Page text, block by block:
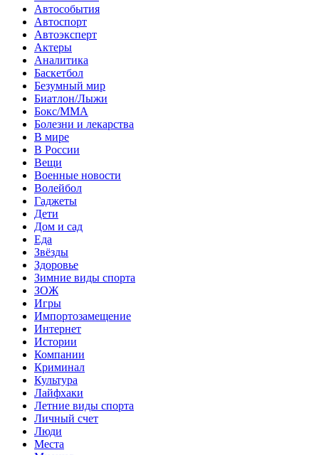
Автособытия
Автоспорт
Автоэксперт
Актеры
Аналитика
Баскетбол
Безумный мир
Биатлон/Лыжи
Бокс/MMA
Болезни и лекарства
В мире
В России
Вещи
Военные новости
Волейбол
Гаджеты
Дети
Дом и сад
Еда
Звёзды
Здоровье
Зимние виды спорта
ЗОЖ
Игры
Импортозамещение
Интернет
Истории
Компании
Криминал
Культура
Лайфхаки
Летние виды спорта
Личный счет
Люди
Места